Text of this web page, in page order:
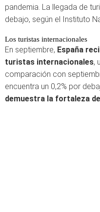
pandemia. La llegada de
debajo, según el Instituto
Los turistas internacionales
En septiembre, España
turistas internacionales,
comparación con
encuentra un 0,2% por
demuestra la fortaleza